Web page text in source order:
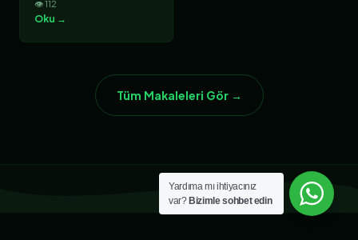
👁 112
Oku →
Tüm Makaleleri Gör →
Yardıma mı ihtiyacınız
var? Bizimle sohbet edin